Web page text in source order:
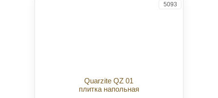
5093
Quarzite QZ 01
плитка напольная